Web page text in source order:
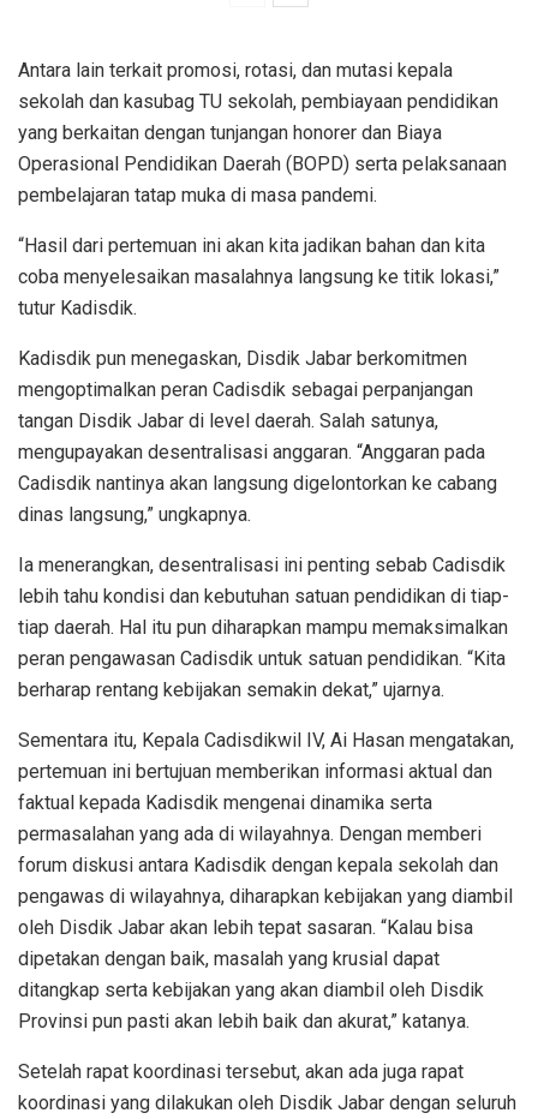
Antara lain terkait promosi, rotasi, dan mutasi kepala
sekolah dan kasubag TU sekolah, pembiayaan pendidikan
yang berkaitan dengan tunjangan honorer dan Biaya
Operasional Pendidikan Daerah (BOPD) serta pelaksanaan
pembelajaran tatap muka di masa pandemi.
“Hasil dari pertemuan ini akan kita jadikan bahan dan kita
coba menyelesaikan masalahnya langsung ke titik lokasi,”
tutur Kadisdik.
Kadisdik pun menegaskan, Disdik Jabar berkomitmen
mengoptimalkan peran Cadisdik sebagai perpanjangan
tangan Disdik Jabar di level daerah. Salah satunya,
mengupayakan desentralisasi anggaran. “Anggaran pada
Cadisdik nantinya akan langsung digelontorkan ke cabang
dinas langsung,” ungkapnya.
Ia menerangkan, desentralisasi ini penting sebab Cadisdik
lebih tahu kondisi dan kebutuhan satuan pendidikan di tiap-
tiap daerah. Hal itu pun diharapkan mampu memaksimalkan
peran pengawasan Cadisdik untuk satuan pendidikan. “Kita
berharap rentang kebijakan semakin dekat,” ujarnya.
Sementara itu, Kepala Cadisdikwil IV, Ai Hasan mengatakan,
pertemuan ini bertujuan memberikan informasi aktual dan
faktual kepada Kadisdik mengenai dinamika serta
permasalahan yang ada di wilayahnya. Dengan memberi
forum diskusi antara Kadisdik dengan kepala sekolah dan
pengawas di wilayahnya, diharapkan kebijakan yang diambil
oleh Disdik Jabar akan lebih tepat sasaran. “Kalau bisa
dipetakan dengan baik, masalah yang krusial dapat
ditangkap serta kebijakan yang akan diambil oleh Disdik
Provinsi pun pasti akan lebih baik dan akurat,” katanya.
Setelah rapat koordinasi tersebut, akan ada juga rapat
koordinasi yang dilakukan oleh Disdik Jabar dengan seluruh